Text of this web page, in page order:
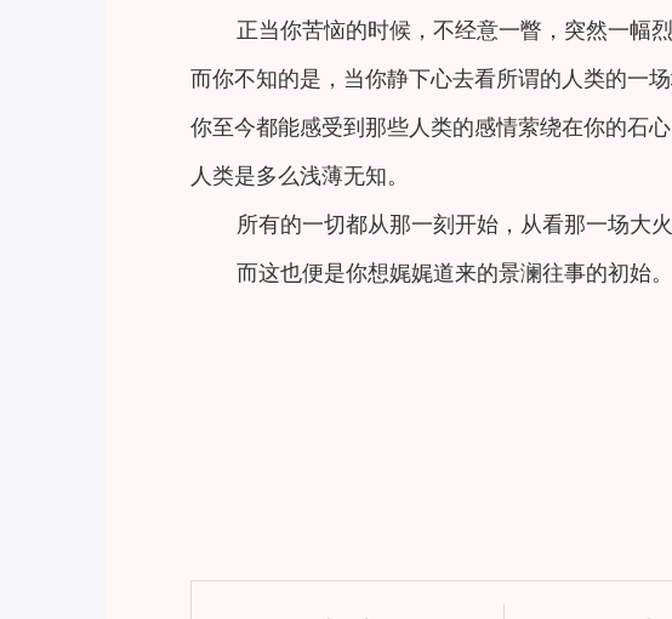
正当你苦恼的时候，不经意一瞥，突然一幅
而你不知的是，当你静下心去看所谓的人类的一
你至今都能感受到那些人类的感情萦绕在你的石
人类是多么浅薄无知。
所有的一切都从那一刻开始，从看那一场大火
而这也便是你想娓娓道来的景澜往事的初始。